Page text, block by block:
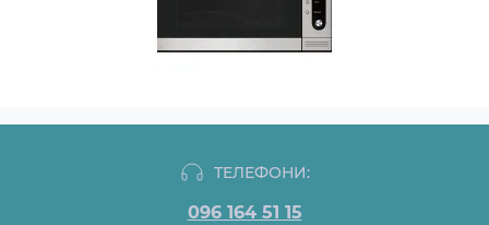
ТЕЛЕФОНИ:
096 164 51 15